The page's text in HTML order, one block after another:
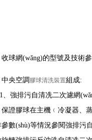
球網(wǎng)的型號及技術
央空調 膠球清洗裝置組成:
排污自清冼二次濾網
保證膠球在主機﹙冷凝器、
參數(shù)等情況參閱強排污